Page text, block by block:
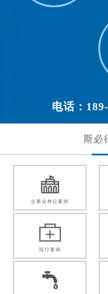
电话：
斯必
企事业单位案例
医疗案例